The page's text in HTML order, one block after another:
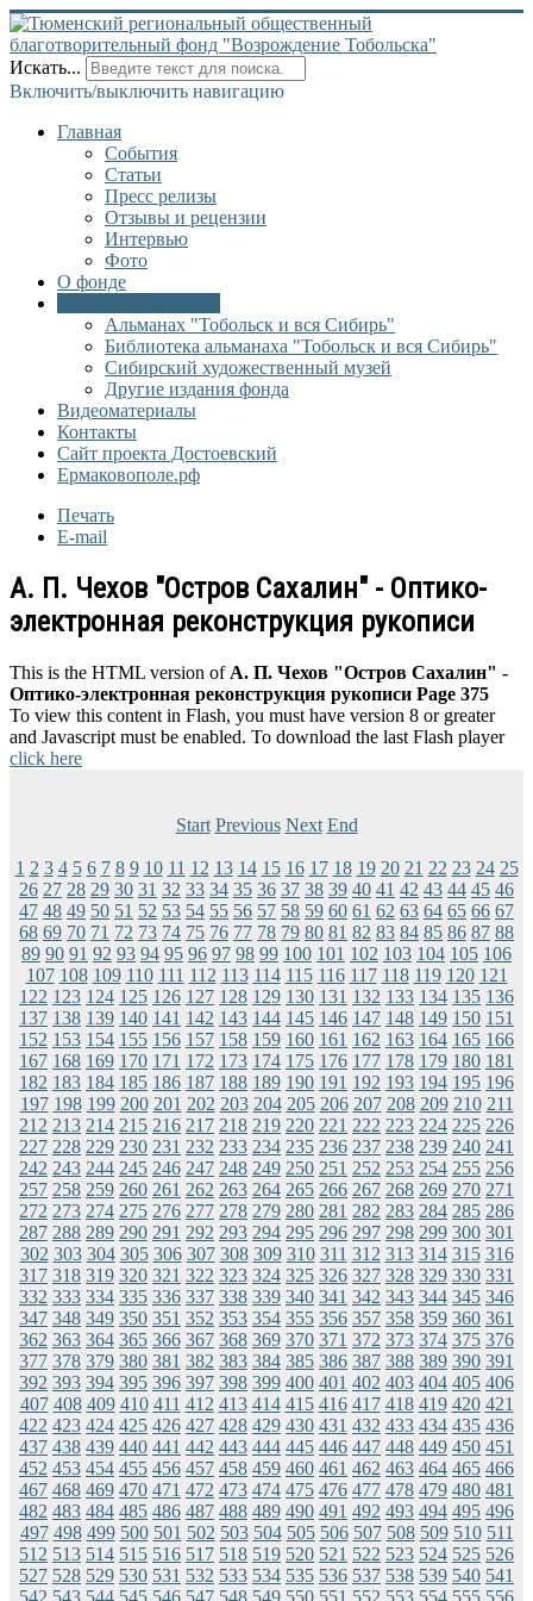
Искать...
Включить/выключить навигацию
Главная
События
Статьи
Пресс релизы
Отзывы и рецензии
Интервью
Фото
О фонде
Альманах "Тобольск и вся Сибирь"
Библиотека альманаха "Тобольск и вся Сибирь"
Сибирский художественный музей
Другие издания фонда
Видеоматериалы
Контакты
Сайт проекта Достоевский
Ермаковополе.рф
Печать
E-mail
А. П. Чехов "Остров Сахалин" - Оптико-
электронная реконструкция рукописи
This is the HTML version of А. П. Чехов "Остров Сахалин" -
Оптико-электронная реконструкция рукописи Page 375
To view this content in Flash, you must have version 8 or greater
and Javascript must be enabled. To download the last Flash player
click here
Start Previous Next End
1 2 3 4 5 6 7 8 9 10 11 12 13 14 15 16 17 18 19 20 21 22 23 24 25
26 27 28 29 30 31 32 33 34 35 36 37 38 39 40 41 42 43 44 45 46
47 48 49 50 51 52 53 54 55 56 57 58 59 60 61 62 63 64 65 66 67
68 69 70 71 72 73 74 75 76 77 78 79 80 81 82 83 84 85 86 87 88
89 90 91 92 93 94 95 96 97 98 99 100 101 102 103 104 105 106
107 108 109 110 111 112 113 114 115 116 117 118 119 120 121
122 123 124 125 126 127 128 129 130 131 132 133 134 135 136
137 138 139 140 141 142 143 144 145 146 147 148 149 150 151
152 153 154 155 156 157 158 159 160 161 162 163 164 165 166
167 168 169 170 171 172 173 174 175 176 177 178 179 180 181
182 183 184 185 186 187 188 189 190 191 192 193 194 195 196
197 198 199 200 201 202 203 204 205 206 207 208 209 210 211
212 213 214 215 216 217 218 219 220 221 222 223 224 225 226
227 228 229 230 231 232 233 234 235 236 237 238 239 240 241
242 243 244 245 246 247 248 249 250 251 252 253 254 255 256
257 258 259 260 261 262 263 264 265 266 267 268 269 270 271
272 273 274 275 276 277 278 279 280 281 282 283 284 285 286
287 288 289 290 291 292 293 294 295 296 297 298 299 300 301
302 303 304 305 306 307 308 309 310 311 312 313 314 315 316
317 318 319 320 321 322 323 324 325 326 327 328 329 330 331
332 333 334 335 336 337 338 339 340 341 342 343 344 345 346
347 348 349 350 351 352 353 354 355 356 357 358 359 360 361
362 363 364 365 366 367 368 369 370 371 372 373 374 375 376
377 378 379 380 381 382 383 384 385 386 387 388 389 390 391
392 393 394 395 396 397 398 399 400 401 402 403 404 405 406
407 408 409 410 411 412 413 414 415 416 417 418 419 420 421
422 423 424 425 426 427 428 429 430 431 432 433 434 435 436
437 438 439 440 441 442 443 444 445 446 447 448 449 450 451
452 453 454 455 456 457 458 459 460 461 462 463 464 465 466
467 468 469 470 471 472 473 474 475 476 477 478 479 480 481
482 483 484 485 486 487 488 489 490 491 492 493 494 495 496
497 498 499 500 501 502 503 504 505 506 507 508 509 510 511
512 513 514 515 516 517 518 519 520 521 522 523 524 525 526
527 528 529 530 531 532 533 534 535 536 537 538 539 540 541
542 543 544 545 546 547 548 549 550 551 552 553 554 555 556